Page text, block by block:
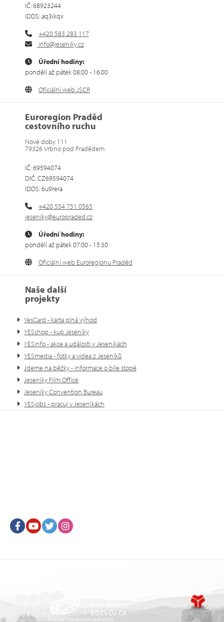
IČ: 68923244
IDDS: aq3ikqx
+420 583 283 117
info@jeseniky.cz
Úřední hodiny:
pondělí až pátek 08:00 - 16:00
Oficiální web JSCR
Euroregion Praděd
cestovního ruchu
Nové doby 111
79326 Vrbno pod Pradědem
IČ: 69594074
DIČ: CZ69594074
IDDS: 6u9rera
+420 554 751 0565
jeseniky@europraded.cz
Úřední hodiny:
pondělí až pátek 07:00 - 15:30
Oficiální web Euroregionu Praděd
Naše další
projekty
YesCard - karta plná výhod
YESshop - kup Jeseníky
YESinfo - akce a události v Jeseníkách
YESmedia - fotky a videa z Jeseníků
Jdeme na běžky - informace o bíle stopě
Jeseníky Film Office
Jeseníky Convention Bureau
YESjobs - pracuj v Jeseníkách
FacebookYoutubeTwitter
Projekt Komplexní jednotná